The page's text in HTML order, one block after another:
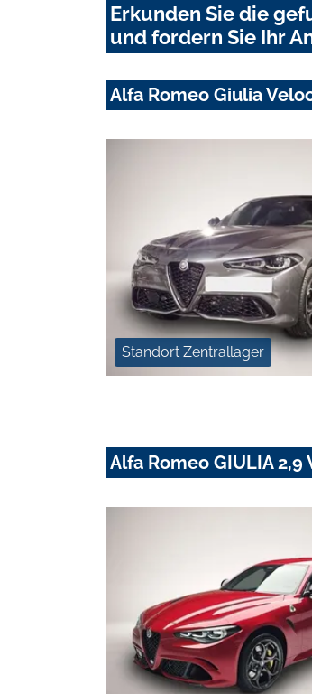
Erkunden Sie die
und fordern Sie Ihr
Alfa Romeo Giulia
Standort Zentrallager
Alfa Romeo GIULIA 2,9